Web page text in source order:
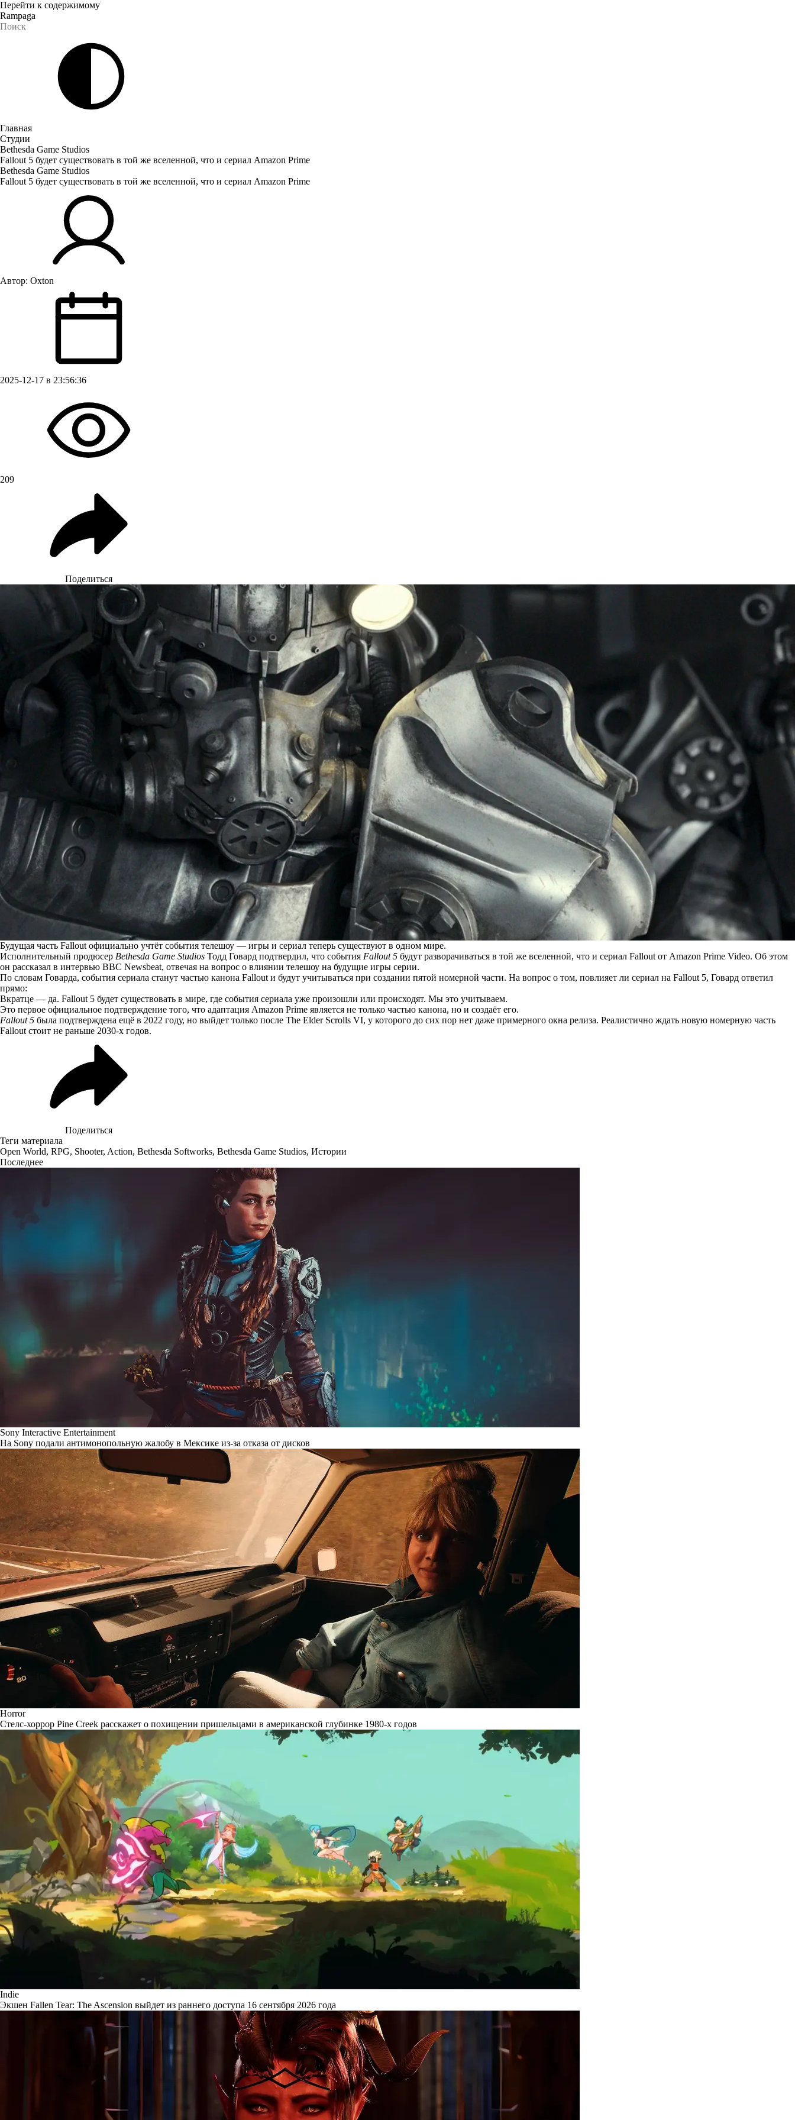
Перейти к содержимому
Rampaga
Главная
Студии
Bethesda Game Studios
Fallout 5 будет существовать в той же вселенной, что и сериал Amazon Prime
Bethesda Game Studios
Fallout 5 будет существовать в той же вселенной, что и сериал Amazon Prime
Автор: Oxton
2025-12-17 в 23:56:36
209
Поделиться
Будущая часть Fallout официально учтёт события телешоу — игры и сериал теперь существуют в одном мире.
Исполнительный продюсер Bethesda Game Studios Тодд Говард подтвердил, что события Fallout 5 будут разворачиваться в той же вселенной, что и сериал Fallout от Amazon Prime Video. Об этом
он рассказал в интервью BBC Newsbeat, отвечая на вопрос о влиянии телешоу на будущие игры серии.
По словам Говарда, события сериала станут частью канона Fallout и будут учитываться при создании пятой номерной части. На вопрос о том, повлияет ли сериал на Fallout 5, Говард ответил
прямо:
Вкратце — да. Fallout 5 будет существовать в мире, где события сериала уже произошли или происходят. Мы это учитываем.
Это первое официальное подтверждение того, что адаптация Amazon Prime является не только частью канона, но и создаёт его.
Fallout 5 была подтверждена ещё в 2022 году, но выйдет только после The Elder Scrolls VI, у которого до сих пор нет даже примерного окна релиза. Реалистично ждать новую номерную часть
Fallout стоит не раньше 2030-х годов.
Поделиться
Теги материала
Open World, RPG, Shooter, Action, Bethesda Softworks, Bethesda Game Studios, Истории
Последнее
Sony Interactive Entertainment
На Sony подали антимонопольную жалобу в Мексике из-за отказа от дисков
Horror
Стелс-хоррор Pine Creek расскажет о похищении пришельцами в американской глубинке 1980-х годов
Indie
Экшен Fallen Tear: The Ascension выйдет из раннего доступа 16 сентября 2026 года